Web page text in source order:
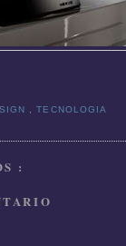
,TECNOLOGIA
: